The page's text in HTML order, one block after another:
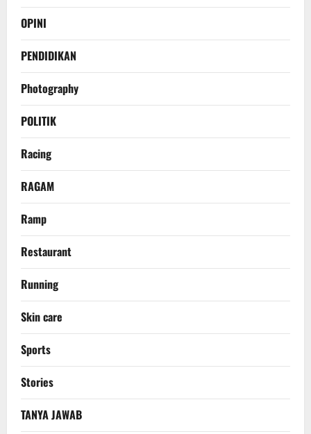
OPINI
PENDIDIKAN
Photography
POLITIK
Racing
RAGAM
Ramp
Restaurant
Running
Skin care
Sports
Stories
TANYA JAWAB